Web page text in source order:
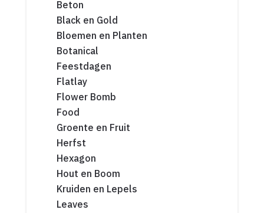
Beton
Black en Gold
Bloemen en Planten
Botanical
Feestdagen
Flatlay
Flower Bomb
Food
Groente en Fruit
Herfst
Hexagon
Hout en Boom
Kruiden en Lepels
Leaves